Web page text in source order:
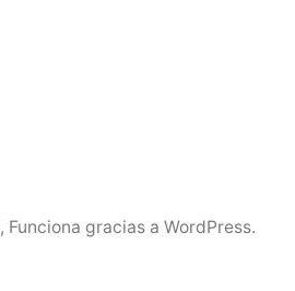
, Funciona gracias a WordPress.